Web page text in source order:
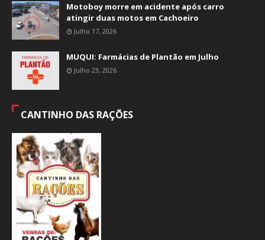
Motoboy morre em acidente após carro
atingir duas motos em Cachoeiro
Julho 17, 2026
MUQUI: Farmácias de Plantão em Julho
Julho 23, 2026
CANTINHO DAS RAÇÕES